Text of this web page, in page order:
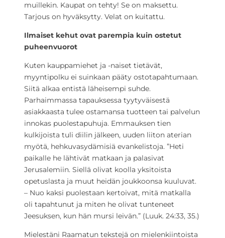
muillekin. Kaupat on tehty! Se on maksettu.
Tarjous on hyväksytty. Velat on kuitattu.
Ilmaiset kehut ovat parempia kuin ostetut
puheenvuorot
Kuten kauppamiehet ja -naiset tietävät,
myyntipolku ei suinkaan pääty ostotapahtumaan.
Siitä alkaa entistä läheisempi suhde.
Parhaimmassa tapauksessa tyytyväisestä
asiakkaasta tulee ostamansa tuotteen tai palvelun
innokas puolestapuhuja. Emmauksen tien
kulkijoista tuli diilin jälkeen, uuden liiton aterian
myötä, hehkuvasydämisiä evankelistoja. ”Heti
paikalle he lähtivät matkaan ja palasivat
Jerusalemiin. Siellä olivat koolla yksitoista
opetuslasta ja muut heidän joukkoonsa kuuluvat.
– Nuo kaksi puolestaan kertoivat, mitä matkalla
oli tapahtunut ja miten he olivat tunteneet
Jeesuksen, kun hän mursi leivän.” (Luuk. 24:33, 35.)
Mielestäni Raamatun tekstejä on mielenkiintoista